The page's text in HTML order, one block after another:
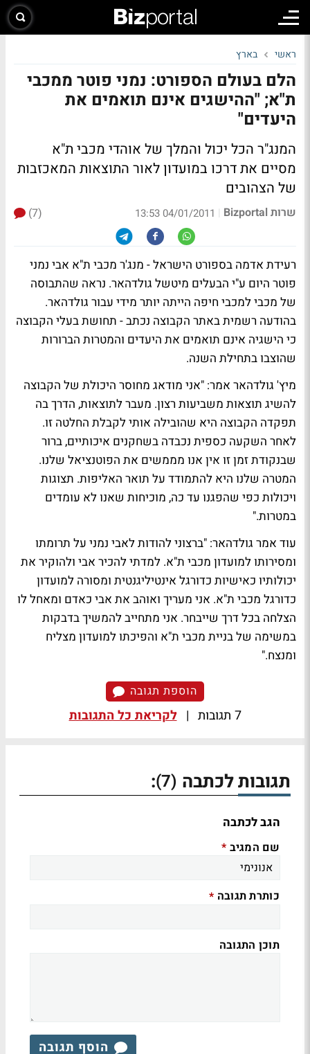
ראשי בארץ
הלם בעולם הספורט: נמני פוטר ממכבי
ת"א; "ההישגים אינם תואמים את
היעדים"
המנג"ר הכל יכול והמלך של אוהדי מכבי ת"א
מסיים את דרכו במועדון לאור התוצאות המאכזבות
של הצהובים
שרות Bizportal |
04/01/2011 13:53
(7)
רעידת אדמה בספורט הישראל - מנג'ר מכבי ת"א אבי נמני
פוטר היום ע"י הבעלים מיטשל גולדהאר. נראה שהתבוסה
של מכבי למכבי חיפה הייתה יותר מידי עבור גולדהאר.
בהודעה רשמית באתר הקבוצה נכתב - תחושת בעלי הקבוצה
כי הישגיה אינם תואמים את היעדים והמטרות הברורות
שהוצבו בתחילת השנה.
מיץ' גולדהאר אמר: "אני מודאג מחוסר היכולת של הקבוצה
להשיג תוצאות משביעות רצון. מעבר לתוצאות, הדרך בה
תפקדה הקבוצה היא שהובילה אותי לקבלת החלטה זו.
לאחר השקעה כספית נכבדה בשחקנים איכותיים, ברור
שבנקודת זמן זו אין אנו מממשים את הפוטנציאל שלנו.
המטרה שלנו היא להתמודד על תואר האליפות. תצוגות
ויכולות כפי שהפגנו עד כה, מוכיחות שאנו לא עומדים
במטרות."
עוד אמר גולדהאר: "ברצוני להודות לאבי נמני על תרומתו
ומסירותו למועדון מכבי ת"א. למדתי להכיר אבי ולהוקיר את
יכולותיו כאישיות כדורגל אינטיליגנטית ומסורה למועדון
כדורגל מכבי ת"א. אני מעריך ואוהב את אבי כאדם ומאחל לו
הצלחה בכל דרך שייבחר. אני מתחייב להמשיך בדבקות
במשימה של בניית מכבי ת"א והפיכתו למועדון מצליח
ומנצח."
הוספת תגובה
7 תגובות | לקריאת כל התגובות
תגובות לכתבה (7)
:
הגב לכתבה
שם המגיב *
כותרת תגובה *
תוכן התגובה
הוסף תגובה